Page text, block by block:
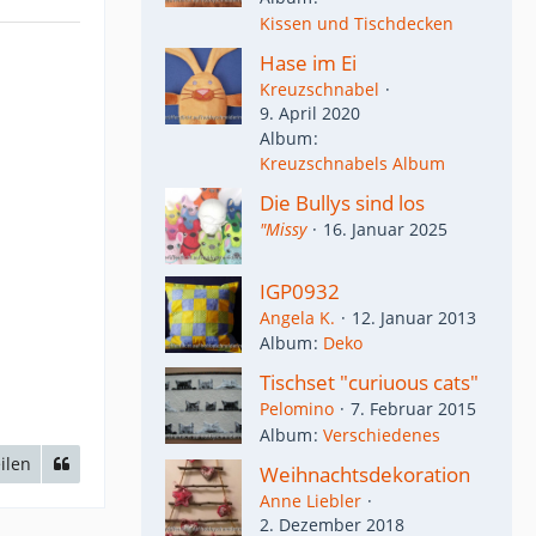
Kissen und Tischdecken
Hase im Ei
Kreuzschnabel
9. April 2020
Album
Kreuzschnabels Album
Die Bullys sind los
"Missy 16. Januar 2025
IGP0932
Angela K.
12. Januar 2013
Album Deko
Tischset "curiuous cats"
Pelomino
7. Februar 2015
Album Verschiedenes
Weihnachtsdekoration
Anne Liebler
2. Dezember 2018